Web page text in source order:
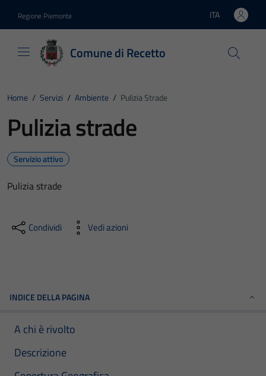
Regione Piemonte Lingua attiva:
ITA
Comune di Recetto
Home / Servizi / Ambiente / Pulizia Strade
Pulizia strade
Servizio attivo
Pulizia strade
Condividi Vedi azioni
INDICE DELLA PAGINA
A chi è rivolto
Descrizione